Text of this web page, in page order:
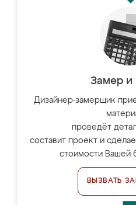
Замер и
Дизайнер-замерщик
проведёт
составит проект и
стоимости Вашей
ВЫЗВАТЬ